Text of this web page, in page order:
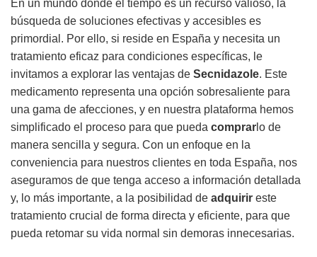
En un mundo donde el tiempo es un recurso valioso, la
búsqueda de soluciones efectivas y accesibles es
primordial. Por ello, si reside en España y necesita un
tratamiento eficaz para condiciones específicas, le
invitamos a explorar las ventajas de Secnidazole. Este
medicamento representa una opción sobresaliente para
una gama de afecciones, y en nuestra plataforma hemos
simplificado el proceso para que pueda comprar lo de
manera sencilla y segura. Con un enfoque en la
conveniencia para nuestros clientes en toda España, nos
aseguramos de que tenga acceso a información detallada
y, lo más importante, a la posibilidad de adquirir este
tratamiento crucial de forma directa y eficiente, para que
pueda retomar su vida normal sin demoras innecesarias.